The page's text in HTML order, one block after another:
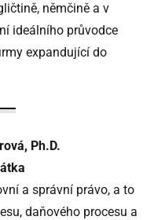
němčině a v
ideálního průvodce
expandující do
Ph.D.
a správní právo, a to
daňového procesu a